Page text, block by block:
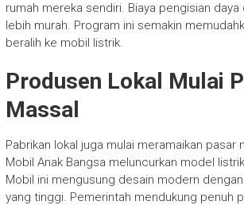
rumah mereka sendiri. Biaya pengisian daya
lebih murah. Program ini semakin
beralih ke mobil listrik.
Produsen Lokal Mulai
Massal
Pabrikan lokal juga mulai meramaikan pasar
Mobil Anak Bangsa meluncurkan model
Mobil ini mengusung desain modern
yang tinggi. Pemerintah mendukung penuh